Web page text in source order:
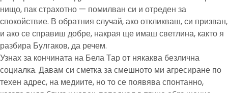
нищо, пак страхотно — помилван си и отреден за
спокойствие. В обратния случай, ако откликваш, си призван,
и ако се справиш добре, накрая ще имаш светлина, както я
разбира Булгаков, да речем.
Узнах за кончината на Бела Тар от някаква безлична
социалка. Давам си сметка за смешното ми агресиране по
техен адрес, на медиите, но то се появява спонтанно,